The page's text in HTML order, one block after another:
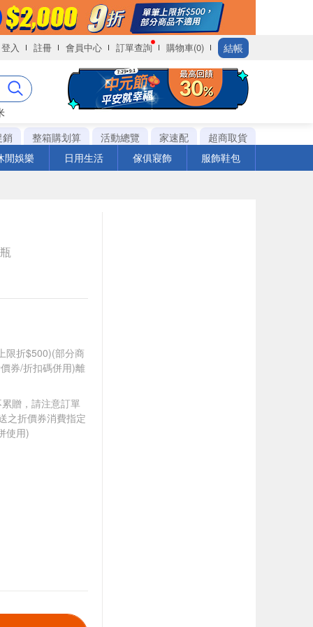
登入 註冊 會員中心 訂單查詢 購物車(0) 結帳
銷
整箱購划算 活動總覽 家速配
超商取貨
閒娛樂
日用生活 傢俱寢飾 服飾鞋包
限折$500)(部分商
券/折扣碼併用)離
贈，請注意訂單
之折價券消費指定
使用)